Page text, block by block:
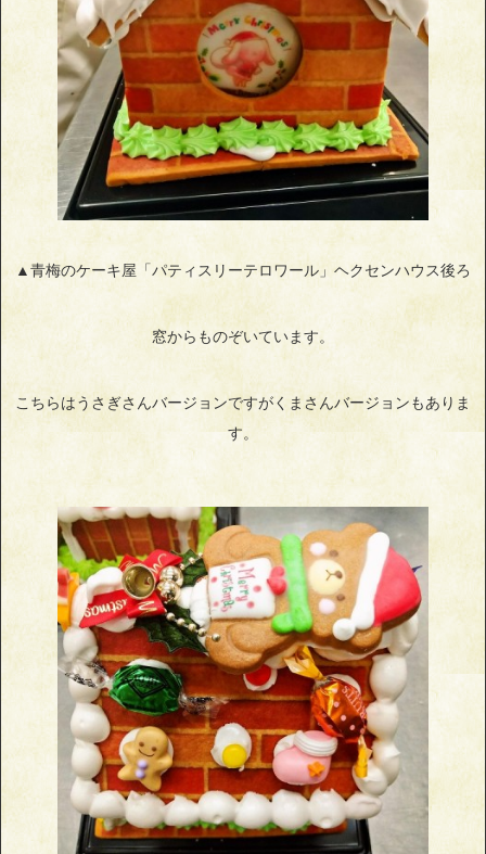
▲青梅のケーキ屋「パティスリーテロワール」ヘクセンハウス後ろ
窓からものぞいています。
こちらはうさぎさんバージョンですがくまさんバージョンもありま
す。